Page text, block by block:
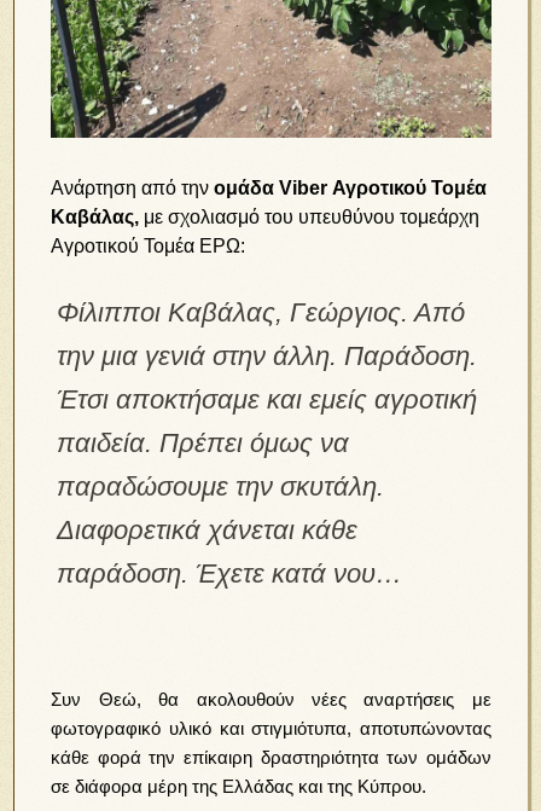
Ανάρτηση από τηνομάδα Viber Αγροτικού Τομέα
Καβάλας, με σχολιασμό του υπευθύνου τομεάρχη
Αγροτικού Τομέα ΕΡΩ:
Φίλιπποι Καβάλας, Γεώργιος. Από
την μια γενιά στην άλλη. Παράδοση.
Έτσι αποκτήσαμε και εμείς αγροτική
παιδεία. Πρέπει όμως να
παραδώσουμε την σκυτάλη.
Διαφορετικά χάνεται κάθε
παράδοση. Έχετε κατά νου…
Συν Θεώ, θα ακολουθούν νέες αναρτήσεις με
φωτογραφικό υλικό και στιγμιότυπα, αποτυπώνοντας
κάθε φορά την επίκαιρη δραστηριότητα των ομάδων
σε διάφορα μέρη της Ελλάδας και της Κύπρου.